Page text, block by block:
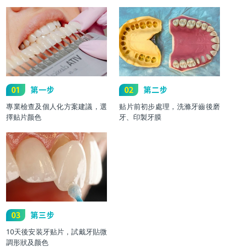
01 第一步
專業檢查及個人化方案建議，選
擇贴片颜色
02 第二步
贴片前初步處理，洗滌牙齒後磨
牙、印製牙膜
03 第三步
10天後安装牙贴片，試戴牙貼微
調形狀及颜色